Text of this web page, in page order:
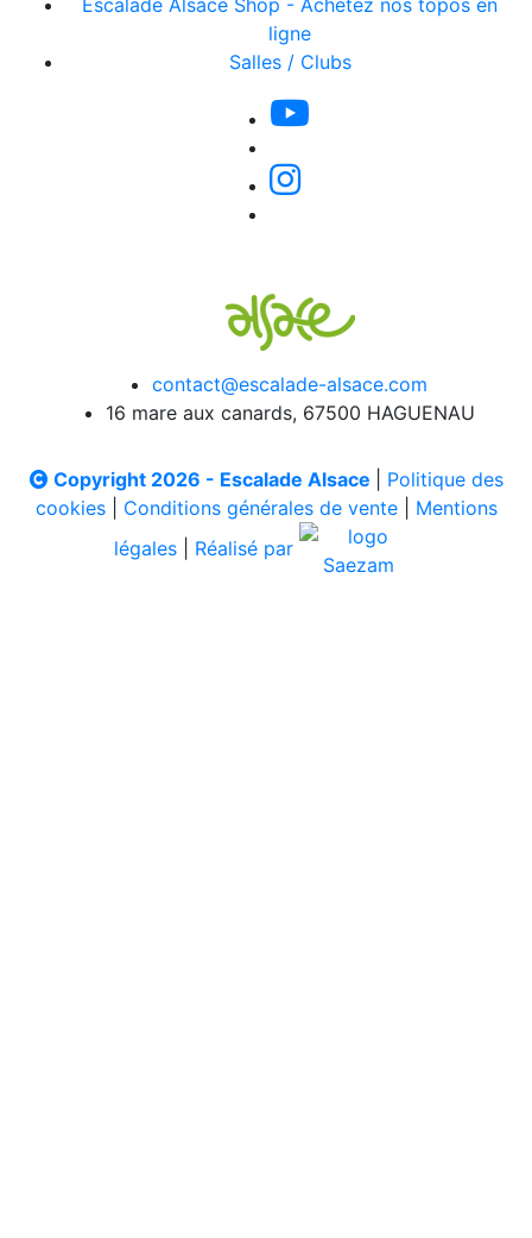
Escalade Alsace Shop - Achetez nos topos en
ligne
Salles / Clubs
contact@escalade-alsace.com
16 mare aux canards, 67500 HAGUENAU
Copyright 2026 - Escalade Alsace
Politique des
cookies| Conditions générales de vente| Mentions
légales
Réalisé par